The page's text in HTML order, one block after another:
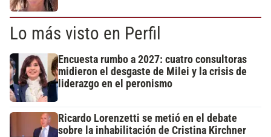
Lo más visto en Perfil
Encuesta rumbo a 2027: cuatro consultoras
midieron el desgaste de Milei y la crisis de
liderazgo en el peronismo
Ricardo Lorenzetti se metió en el debate
sobre la inhabilitación de Cristina Kirchner